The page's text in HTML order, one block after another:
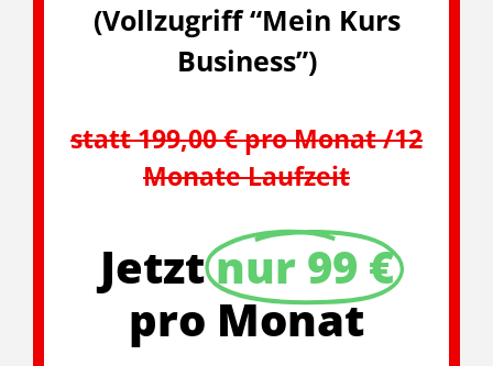
(Vollzugriff “Mein Kurs
Business”)
statt 199,00 € pro Monat /12
Monate Laufzeit
Jetztnur 99 €
pro Monat